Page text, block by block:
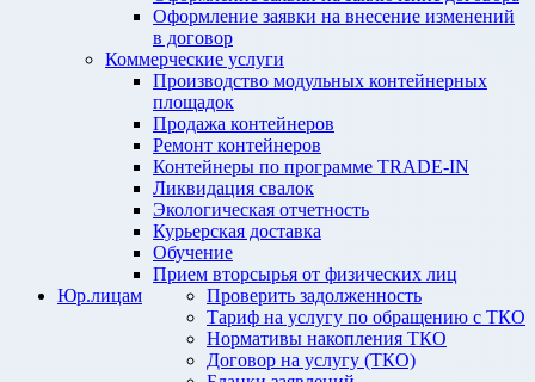
Оформление заявки на внесение изменений
в договор
Коммерческие услуги
Производство модульных контейнерных
площадок
Продажа контейнеров
Ремонт контейнеров
Контейнеры по программе TRADE-IN
Ликвидация свалок
Экологическая отчетность
Курьерская доставка
Обучение
Прием вторсырья от физических лиц
Проверить задолженность
Тариф на услугу по обращению с ТКО
Нормативы накопления ТКО
Договор на услугу (ТКО)
Юр.лицам